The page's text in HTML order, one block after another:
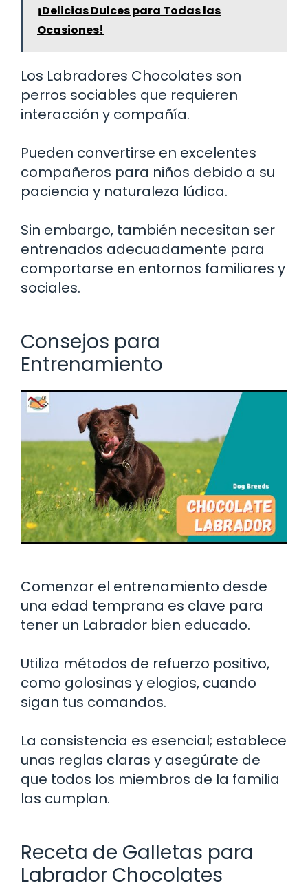
¡Delicias Dulces para Todas las
Ocasiones!
Los Labradores Chocolates son
perros sociables que requieren
interacción y compañía.
Pueden convertirse en excelentes
compañeros para niños debido a su
paciencia y naturaleza lúdica.
Sin embargo, también necesitan ser
entrenados adecuadamente para
comportarse en entornos familiares y
sociales.
Consejos para
Entrenamiento
Comenzar el entrenamiento desde
una edad temprana es clave para
tener un Labrador bien educado.
Utiliza métodos de refuerzo positivo,
como golosinas y elogios, cuando
sigan tus comandos.
La consistencia es esencial; establece
unas reglas claras y asegúrate de
que todos los miembros de la familia
las cumplan.
Receta de Galletas para
Labrador Chocolates